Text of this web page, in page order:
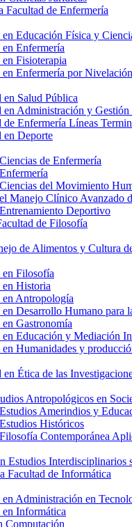
Facultad de Enfermería
Educación Física y
Enfermería
Fisioterapia
Enfermería por Nivelación
en Salud Pública
en Administración y
de Enfermería Líneas
en Deporte
de Enfermería
del Movimiento
Manejo Clínico Avanzado
Deportivo
de Filosofía
de Alimentos y Cultura
Filosofía
Historia
Antropología
Desarrollo Humano para
Gastronomía
Educación y Mediación
Humanidades y
en Ética de las
Antropológicos en
Amerindios y
Históricos
Contemporánea
Estudios Interdisciplinarios
Facultad de Informática
Administración en
Informática
Computación